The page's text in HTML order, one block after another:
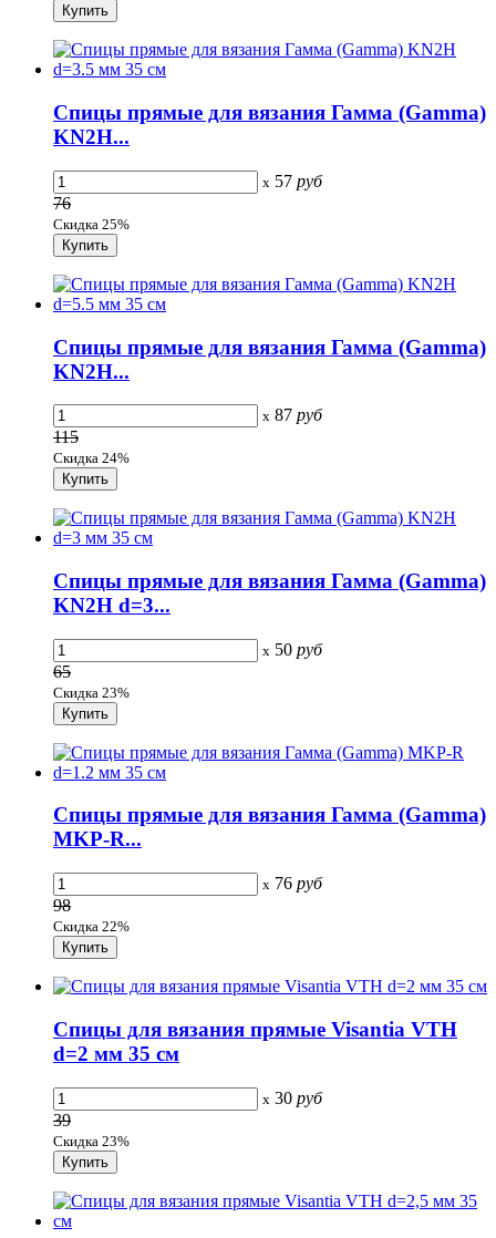
Спицы прямые для вязания Гамма (Gamma)
KN2H...
x 57 руб
76
Скидка 25%
Спицы прямые для вязания Гамма (Gamma)
KN2H...
x 87 руб
115
Скидка 24%
Спицы прямые для вязания Гамма (Gamma)
KN2H d=3...
x 50 руб
65
Скидка 23%
Спицы прямые для вязания Гамма (Gamma)
MKP-R...
x 76 руб
98
Скидка 22%
Спицы для вязания прямые Visantia VTH
d=2 мм 35 см
x 30 руб
39
Скидка 23%